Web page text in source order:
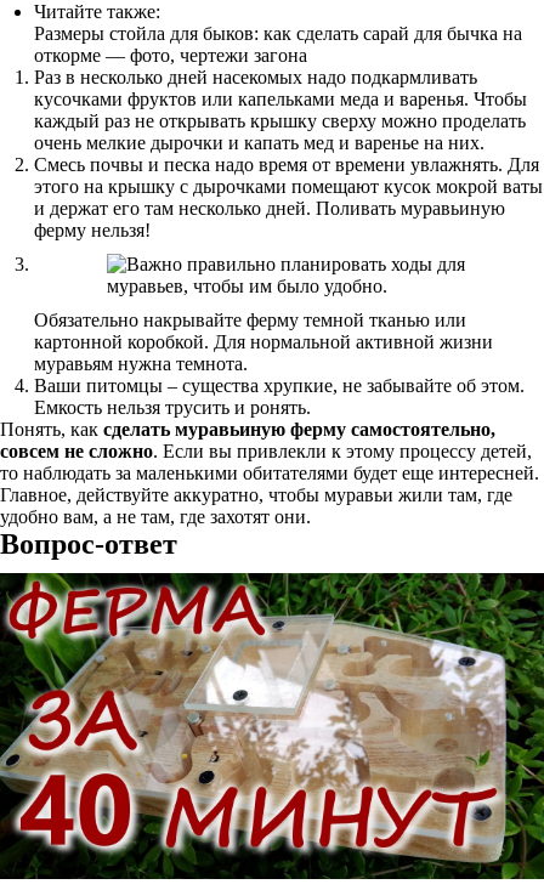
Читайте также:
Размеры стойла для быков: как сделать сарай для бычка на
откорме — фото, чертежи загона
Раз в несколько дней насекомых надо подкармливать
кусочками фруктов или капельками меда и варенья. Чтобы
каждый раз не открывать крышку сверху можно проделать
очень мелкие дырочки и капать мед и варенье на них.
Смесь почвы и песка надо время от времени увлажнять. Для
этого на крышку с дырочками помещают кусок мокрой ваты
и держат его там несколько дней. Поливать муравьиную
ферму нельзя!
Обязательно накрывайте ферму темной тканью или
картонной коробкой. Для нормальной активной жизни
муравьям нужна темнота.
Ваши питомцы – существа хрупкие, не забывайте об этом.
Емкость нельзя трусить и ронять.
Понять, как сделать муравьиную ферму самостоятельно,
совсем не сложно. Если вы привлекли к этому процессу детей,
то наблюдать за маленькими обитателями будет еще интересней.
Главное, действуйте аккуратно, чтобы муравьи жили там, где
удобно вам, а не там, где захотят они.
Вопрос-ответ